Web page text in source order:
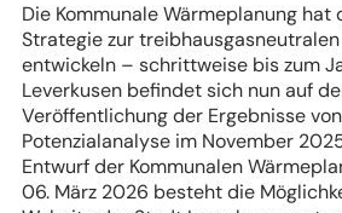
Die Kommunale Wärmeplanung hat
Strategie zur
entwickeln – schrittweise bis zum
Leverkusen befindet sich nun auf
Veröffentlichung der Ergebnisse
Potenzialanalyse im November
Entwurf der Kommunalen
06. März 2026 besteht die